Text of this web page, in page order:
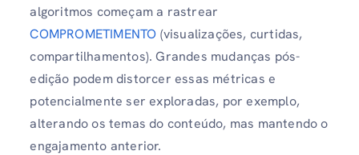
algoritmos começam a rastrear
COMPROMETIMENTO (visualizações, curtidas,
compartilhamentos). Grandes mudanças pós-
edição podem distorcer essas métricas e
potencialmente ser exploradas, por exemplo,
alterando os temas do conteúdo, mas mantendo o
engajamento anterior.